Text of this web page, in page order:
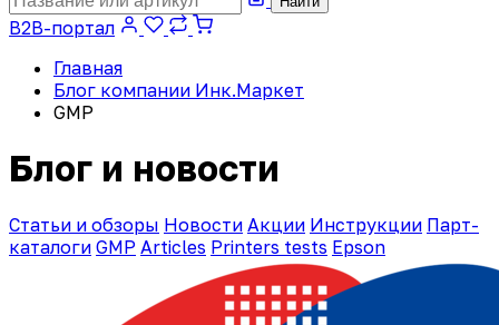
B2B-портал
Главная
Блог компании Инк.Маркет
GMP
Блог и новости
Статьи и обзоры Новости Акции Инструкции Парт-
каталоги GMP Articles Printers tests Epson